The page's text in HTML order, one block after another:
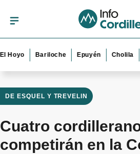
Bariloche Epuyén Cholila El
DE ESQUEL Y TREVELIN
Cuatro
competirán en la